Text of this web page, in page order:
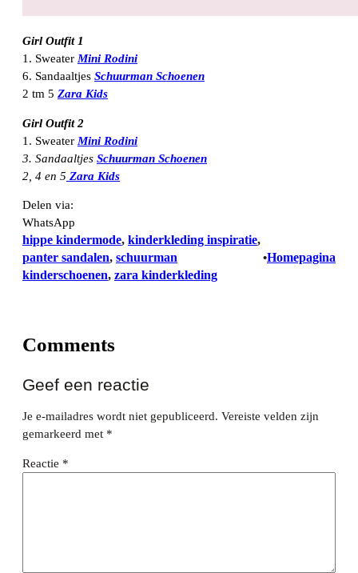
Girl Outfit 1
1. Sweater Mini Rodini
6. Sandaaltjes Schuurman Schoenen
2 tm 5 Zara Kids
Girl Outfit 2
1. Sweater Mini Rodini
3. Sandaaltjes Schuurman Schoenen
2, 4 en 5 Zara Kids
Delen via:
WhatsApp
hippe kindermode, kinderkleding inspiratie
panter sandalen, schuurman
kinderschoenen, zara kinderkleding
•Homepagina
Comments
Geef een reactie
Je e-mailadres wordt niet gepubliceerd. Vereiste velden zijn
gemarkeerd met *
Reactie *